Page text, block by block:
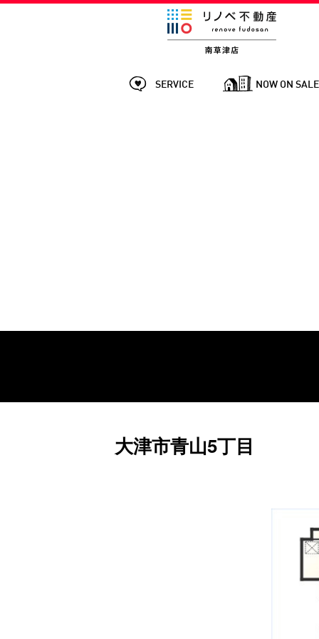
SERVICE NOW ON SALE
大津市青山5丁目